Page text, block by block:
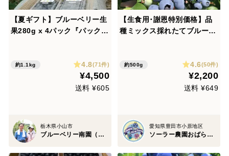
【夏ギフト】ブルーベリー生
果280g x 4パック『パック毎
約1.1kg 4.8(71件)
¥4,500
送料 ¥605
栃木県小山市
ブルーベリー南園（みなみえん）
【生食用･謝恩特別価格】品
種ミックス採れたてブルーベ
フト】
約500g 4.6(50件)
¥2,200
送料 ¥649
愛知県豊田市小原地区
ソーラー農園おばら未来ファーム